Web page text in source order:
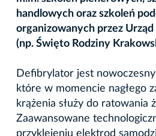
handlowych oraz szkoleń
organizowanych przez
(np. Święto Rodziny
Defibrylator jest
które w momencie nagłego
krążenia służy do ratowania
Zaawansowane
przyklejeniu elektrod